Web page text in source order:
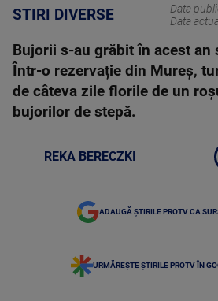
STIRI DIVERSE Data
Data
Bujorii s-au grăbit în acest an
Într-o rezervație din Mureș,
de câteva zile florile de un
bujorilor de stepă.
REKA BERECZKI
ADAUGĂ ȘTIRILE PROTV CA
URMĂREȘTE ȘTIRILE PROTV ÎN